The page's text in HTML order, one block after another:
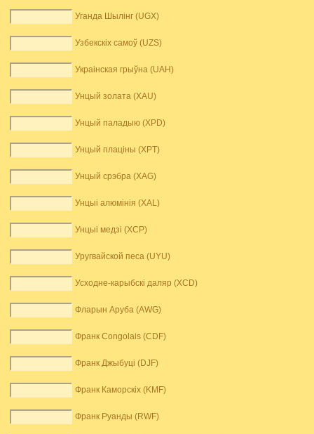
Уганда Шылінг (UGX)
Узбекскіх самоў (UZS)
Украінская грыўна (UAH)
Унцый золата (XAU)
Унцый паладыю (XPD)
Унцый плаціны (XPT)
Унцый срэбра (XAG)
Унцыі алюмінія (XAL)
Унцыі медзі (XCP)
Уругвайской песа (UYU)
Усходне-карыбскі даляр (XCD)
Фларын Аруба (AWG)
Франк Congolais (CDF)
Франк Джыбуці (DJF)
Франк Каморскіх (KMF)
Франк Руанды (RWF)